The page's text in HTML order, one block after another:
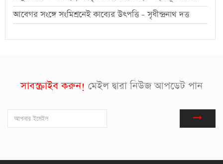
আবেগর সংঙ্গে সংমিশ্রনেই কাব্যের উৎপত্তি - সৃধীন্দ্রনাথ দত্ত
সাবস্ক্রাইব করুন! মেইল দ্বারা নিউজ আপডেট পান